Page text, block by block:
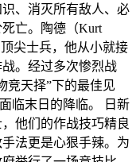
、消灭所有敌人、必
亡。陶德（Kurt
尖士兵，他从小就接
。经过多次惨烈战
竞天择”下的最佳见
临末日的降临。 日新
他们的作战技巧精良
法更是心狠手辣。为